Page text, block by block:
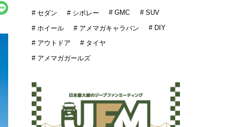
# セダン # シボレー # GMC # SUV
# ホイール # アメマガキャラバン # DIY
# アウトドア
# タイヤ
# アメマガガールズ